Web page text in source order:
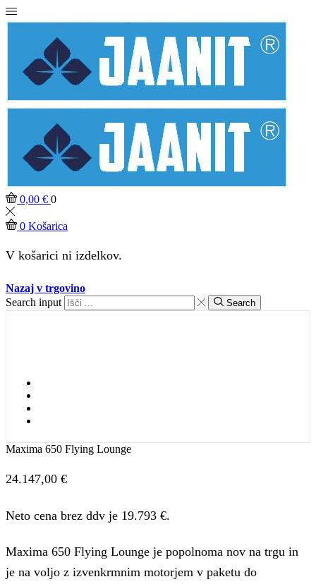
0,00 € 0
0 Košarica
V košarici ni izdelkov.
Nazaj v trgovino
Search input
Search
Maxima 650 Flying Lounge
24.147,00 €
Neto cena brez ddv je 19.793 €.
Maxima 650 Flying Lounge je popolnoma nov na trgu in
je na voljo z izvenkrmnim motorjem v paketu do